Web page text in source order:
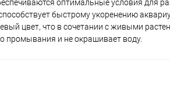
оптимальные условия для
быстрому укоренению
цвет, что в сочетании с живыми
промывания и не окрашивает воду.